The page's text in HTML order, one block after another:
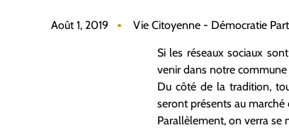
Août 1, 2019 Vie Citoyenne - Démocratie
Si les réseaux sociaux
venir dans notre commune
Du côté de la tradition,
seront présents au
Parallèlement, on verra se